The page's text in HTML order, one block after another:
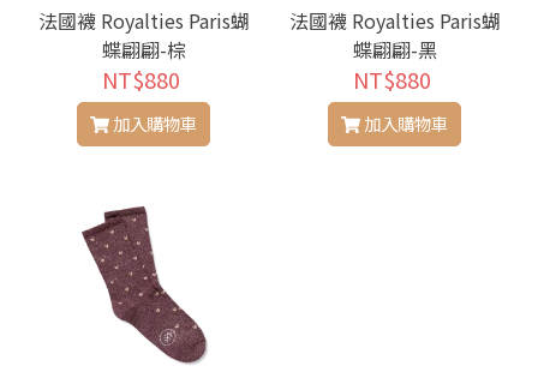
法國襪 Royalties Paris蝴
蝶翩翩-棕
NT$880
加入購物車
法國襪 Royalties Paris蝴
蝶翩翩-黑
NT$880
加入購物車